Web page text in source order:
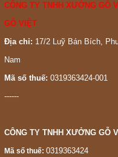
CÔNG TY TNHH XƯỞNG GỖ
GỖ VIỆT
Địa chỉ: 17/2 Luỹ Bán Bích,
Nam
Mã số thuế: 0319363424-001
------
CÔNG TY TNHH XƯỞNG GỖ
Mã số thuế: 0319363424